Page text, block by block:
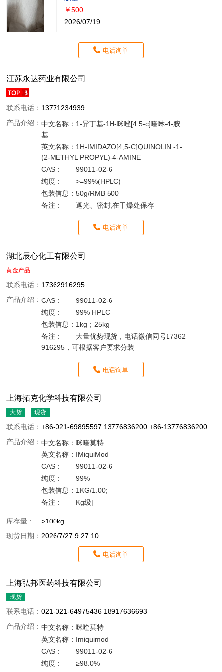
￥500
2026/07/19
电话询单
江苏永达药业有限公司
联系电话： 13771234939
产品介绍：中文名称： 1-异丁基-1H-咪唑[4.5-c]喹啉-4-胺
基
英文名称： 1H-IMIDAZO[4,5-C]QUINOLIN -1-
(2-METHYL PROPYL)-4-AMINE
CAS：
99011-02-6
纯度：
>=99%(HPLC)
包装信息：50g/RMB 500
备注：
遮光、密封,在干燥处保存
电话询单
湖北辰心化工有限公司
黄金产品
联系电话： 17362916295
产品介绍：CAS：
99011-02-6
纯度：
99% HPLC
包装信息： 1kg；25kg
备注：
大量优势现货，电话微信同号17362
916295，可根据客户要求分装
电话询单
上海拓克化学科技有限公司
大货 现货
联系电话：+86-021-69895597 13776836200 +86-13776836200
产品介绍：中文名称：咪喹莫特
英文名称： IMiquiMod
CAS：
99011-02-6
纯度：
99%
包装信息： 1KG/1.00;
备注：
Kg级|
库存量：
>100kg
现货日期： 2026/7/27 9:27:10
电话询单
上海弘邦医药科技有限公司
现货
联系电话：021-021-64975436 18917636693
产品介绍：中文名称：咪喹莫特
英文名称： Imiquimod
CAS：
99011-02-6
纯度：
≥98.0%